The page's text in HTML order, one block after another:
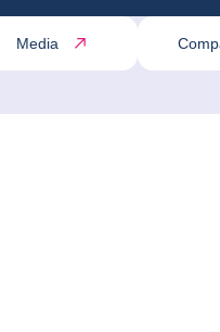
Media